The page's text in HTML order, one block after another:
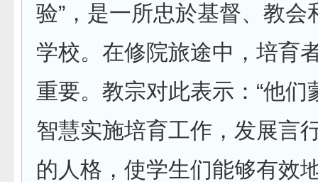
验”，是一所忠於基督、教会
学校。在修院旅途中，培育
重要。教宗对此表示：“他们
智慧实施培育工作，发展言
的人格，使学生们能够有效